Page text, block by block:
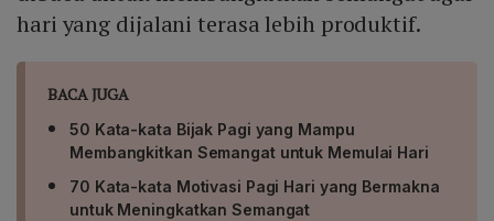
hari yang dijalani terasa lebih produktif.
BACA JUGA
50 Kata-kata Bijak Pagi yang Mampu
Membangkitkan Semangat untuk Memulai Hari
70 Kata-kata Motivasi Pagi Hari yang Bermakna
untuk Meningkatkan Semangat